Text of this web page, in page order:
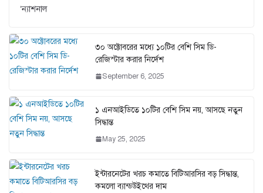
‘ন্যাশনাল
৩০ অক্টোবরের মধ্যে ১০টির বেশি সিম ডি-
রেজিস্টার করার নির্দেশ
September 6, 2025
১ এনআইডিতে ১০টির বেশি সিম নয়, আসছে নতুন
সিদ্ধান্ত
May 25, 2025
ইন্টারনেটের খরচ কমাতে বিটিআরসির বড় সিদ্ধান্ত,
কমলো ব্যান্ডউইথের দাম